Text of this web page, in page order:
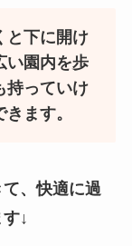
と下に開け
い園内を歩
持っていけ
ます。
、快適に過
↓